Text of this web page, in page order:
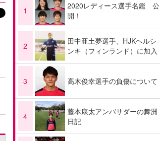
1
2020レディース選手名鑑 公
開！
2
田中亜土夢選手、HJKヘルシ
ンキ（フィンランド）に加入
3 高木俊幸選手の負傷について
4
藤本康太アンバサダーの舞洲
日記